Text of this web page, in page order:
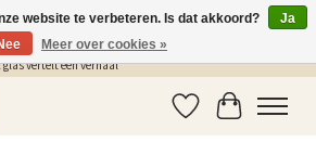
| Sherlocks Place: dé plek voor MONIN siropen, bar
vertelt een verhaal
Verlanglijst
website te verbeteren. Is dat akkoord?
Ja
Meer over cookies »